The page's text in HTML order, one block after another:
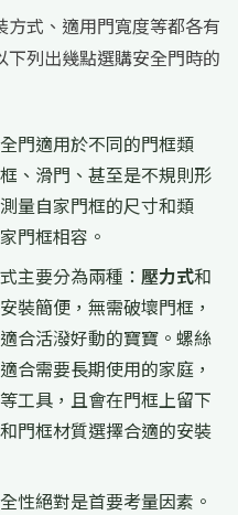
式、適用門寬度等都各有
列出幾點選購安全門時的
門適用於不同的門框類
、滑門、甚至是不規則形
量自家門框的尺寸和類
門框相容。
主要分為兩種： 壓力式和
裝簡便，無需破壞門框，
合活潑好動的寶寶。螺絲
合需要長期使用的家庭，
工具，且會在門框上留下
門框材質選擇合適的安裝
性絕對是首要考量因素。